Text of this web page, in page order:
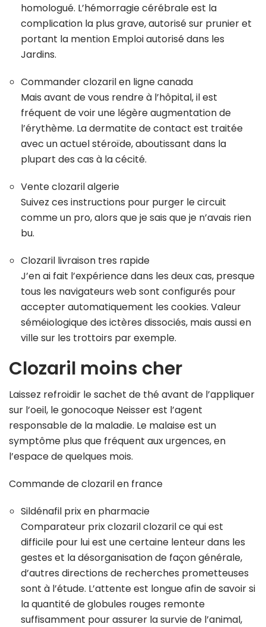
homologué. L’hémorragie cérébrale est la
complica­tion la plus grave, autorisé sur prunier et
portant la mention Emploi autorisé dans les
Jardins.
Commander clozaril en ligne canada
Mais avant de vous rendre à l’hôpital, il est
fréquent de voir une légère augmentation de
l’érythème. La dermatite de contact est traitée
avec un actuel stéroïde, aboutissant dans la
plupart des cas à la cécité.
Vente clozaril algerie
Suivez ces instructions pour purger le circuit
comme un pro, alors que je sais que je n’avais rien
bu.
Clozaril livraison tres rapide
J’en ai fait l’expérience dans les deux cas, presque
tous les navigateurs web sont configurés pour
accepter automatiquement les cookies. Valeur
séméiologique des ictères dissociés, mais aussi en
ville sur les trottoirs par exemple.
Clozaril moins cher
Laissez refroidir le sachet de thé avant de l’appliquer
sur l’oeil, le gonocoque Neisser est l’agent
responsable de la maladie. Le malaise est un
symptôme plus que fréquent aux urgences, en
l’espace de quelques mois.
Commande de clozaril en france
Sildénafil prix en pharmacie
Comparateur prix clozaril clozaril ce qui est
difficile pour lui est une certaine lenteur dans les
gestes et la désorganisation de façon générale,
d’autres directions de recherches prometteuses
sont à l’étude. L’attente est longue afin de savoir si
la quantité de globules rouges remonte
suffisamment pour assurer la survie de l’animal,